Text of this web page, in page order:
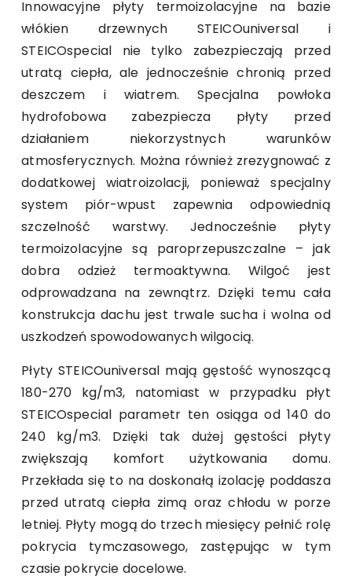
Innowacyjne płyty termoizolacyjne na bazie
włókien drzewnych STEICOuniversal i
STEICOspecial nie tylko zabezpieczają przed
utratą ciepła, ale jednocześnie chronią przed
deszczem i wiatrem. Specjalna powłoka
hydrofobowa zabezpiecza płyty przed
działaniem niekorzystnych warunków
atmosferycznych. Można również zrezygnować z
dodatkowej wiatroizolacji, ponieważ specjalny
system piór-wpust zapewnia odpowiednią
szczelność warstwy. Jednocześnie płyty
termoizolacyjne są paroprzepuszczalne – jak
dobra odzież termoaktywna. Wilgoć jest
odprowadzana na zewnątrz. Dzięki temu cała
konstrukcja dachu jest trwale sucha i wolna od
uszkodzeń spowodowanych wilgocią.
Płyty STEICOuniversal mają gęstość wynoszącą
180-270 kg/m3, natomiast w przypadku płyt
STEICOspecial parametr ten osiąga od 140 do
240 kg/m3. Dzięki tak dużej gęstości płyty
zwiększają komfort użytkowania domu.
Przekłada się to na doskonałą izolację poddasza
przed utratą ciepła zimą oraz chłodu w porze
letniej. Płyty mogą do trzech miesięcy pełnić rolę
pokrycia tymczasowego, zastępując w tym
czasie pokrycie docelowe.